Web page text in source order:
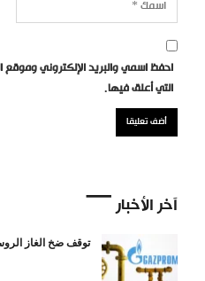
احفظ اسمي والبريد الإلكتروني
التي أعلق فيها.
آخر الأخبار
توقف ضخ الغاز